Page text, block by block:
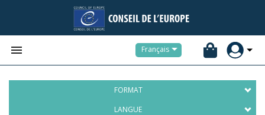
 Français
FORMAT
LANGUE